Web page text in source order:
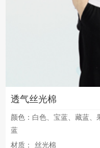
透气丝光棉
颜色：白色、宝蓝、藏蓝、
蓝
材质：
丝光棉